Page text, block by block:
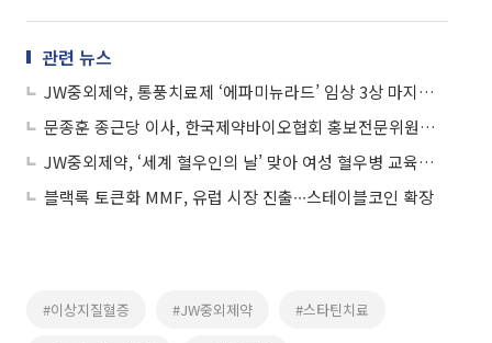
관련 뉴스
JW중외제약, 통풍치료제 ‘에파미뉴라드’ 임상 3상 마지막 환자 투약 완료
문종훈 종근당 이사, 한국제약바이오협회 홍보전문위원장 선출
JW중외제약, ‘세계 혈우인의 날’ 맞아 여성 혈우병 교육용 만화책 배포
블랙록 토큰화 MMF, 유럽 시장 진출∙∙∙스테이블코인 확장
#이상지질혈증 #JW중외제약 #스타틴치료